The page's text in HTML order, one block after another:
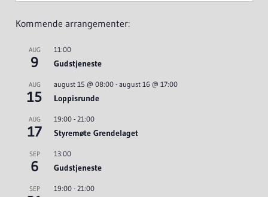
Kommende arrangementer:
AUG
9
11:00
Gudstjeneste
AUG
15
august 15 @ 08:00- august 16 @ 17:00
Loppisrunde
AUG
17
19:00- 21:00
Styremøte Grendelaget
SEP
6
13:00
Gudstjeneste
SEP 19:00- 21:00